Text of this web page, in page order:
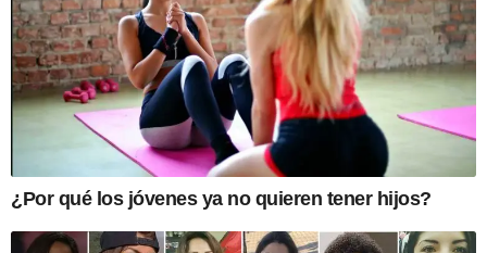
¿Por qué los jóvenes ya no quieren tener hijos?